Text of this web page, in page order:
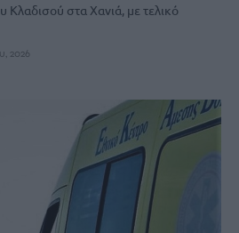
Κλαδισού στα Χανιά, με τελικό
2026